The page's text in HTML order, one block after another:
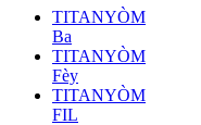
TITANYÒM
Ba
TITANYÒM
Fèy
TITANYÒM
FIL